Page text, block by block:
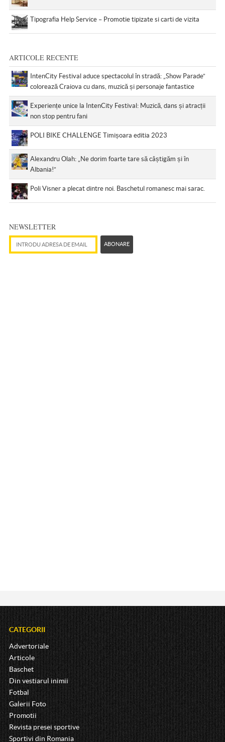
Tipografia Help Service – Promotie tipizate si carti de vizita
ARTICOLE RECENTE
IntenCity Festival aduce spectacolul în stradă: „Show Parade”
colorează Craiova cu dans, muzică și personaje fantastice
Experiențe unice la IntenCity Festival: Muzică, dans și atracții
non stop pentru fani
POLI BIKE CHALLENGE Timișoara editia 2023
Alexandru Olah: „Ne dorim foarte tare să câștigăm și în
Albania!”
Poli Visner a plecat dintre noi. Baschetul romanesc mai sarac.
NEWSLETTER
ABONARE
CATEGORII
Advertoriale
Articole
Baschet
Din vestiarul inimii
Fotbal
Galerii Foto
Promotii
Revista presei sportive
Sportivi din Romania